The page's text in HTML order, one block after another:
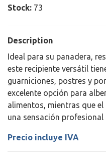
Stock: 73
Description
Ideal para su panadera,
este recipiente versátil
guarniciones, postres y
excelente opción para
alimentos, mientras que
una sensación
Precio incluye IVA